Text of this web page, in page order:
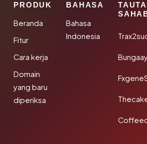
PRODUK
Beranda
Fitur
Cara kerja
Domain
yang baru
diperiksa
BAHASA
Bahasa
Indonesia